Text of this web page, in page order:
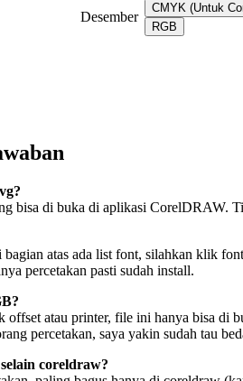
Desember
CMYK (Untuk
RGB
bisa di buka di aplikasi CorelDRAW.
atas ada list font, silahkan klik
percetakan pasti sudah install.
atau printer, file ini hanya bisa di
percetakan, saya yakin sudah tau
coreldraw?